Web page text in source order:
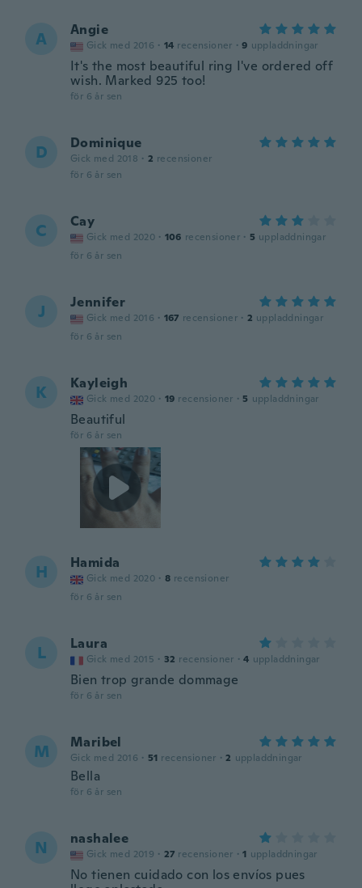
A Angie
Gick med 2016 · 14 recensioner · 9 uppladdningar
It's the most beautiful ring I've ordered off
wish. Marked 925 too!
för 6 år sen
D Dominique
Gick med 2018 · 2 recensioner
för 6 år sen
C Cay
Gick med 2020 · 106 recensioner · 5 uppladdningar
för 6 år sen
J Jennifer
Gick med 2016 · 167 recensioner · 2 uppladdningar
för 6 år sen
K Kayleigh
Gick med 2020 · 19 recensioner · 5 uppladdningar
Beautiful
för 6 år sen
H Hamida
Gick med 2020 · 8 recensioner
för 6 år sen
L Laura
Gick med 2015 · 32 recensioner · 4 uppladdningar
Bien trop grande dommage
för 6 år sen
M Maribel
Gick med 2016 · 51 recensioner · 2 uppladdningar
Bella
för 6 år sen
N nashalee
Gick med 2019 · 27 recensioner · 1 uppladdningar
No tienen cuidado con los envíos pues